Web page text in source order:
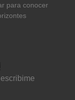
para conocer